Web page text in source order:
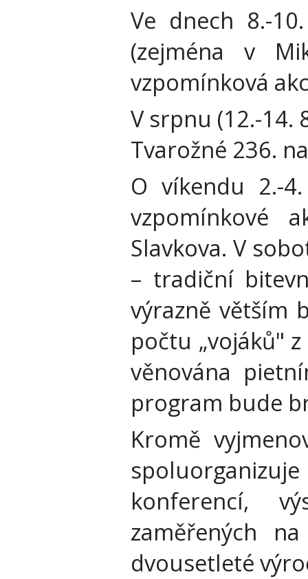
Ve dnech 8.-
(zejména v
vzpomínková
V srpnu (12.-14.
Tvarožné 236.
O víkendu 2.-
vzpomínkové
Slavkova. V
– tradiční
výrazně větším
počtu „vojáků"
věnována
program bude
Kromě
konferencí,
zaměřených
dvousetleté